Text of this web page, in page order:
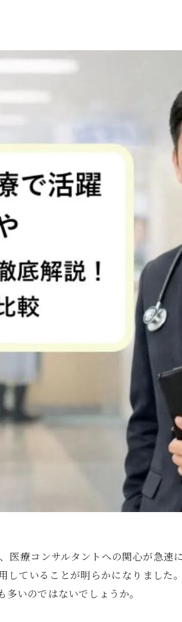
療コンサルタントへの関心が急速
ていることが明らかになりました
いのではないでしょうか。